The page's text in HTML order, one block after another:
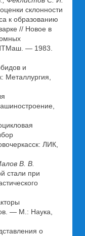
склонности
к образованию
// Новое в
— 1983.
и
Металлургия,
ЛИК,
В. В.
стали при
— М.: Наука,
о